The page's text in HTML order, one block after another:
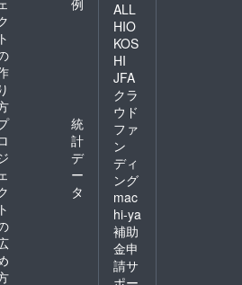
ト
り
ェ
ト
統
計
デ
ー
タ
ALL
HIO
KOS
HI
JFA
クラ
ウド
ファ
ン
ディ
ング
mac
hi-ya
補助
金申
請サ